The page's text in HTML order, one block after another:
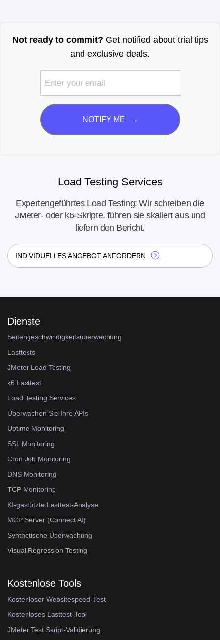
Not ready to commit? Get notified about trial tips
and exclusive deals.
NOTIFY ME →
Load Testing Services
Expertengeführtes Load Testing: Wir schreiben die
JMeter- oder k6-Skripte, führen sie skaliert aus und
liefern den Bericht.
INDIVIDUELLES ANGEBOT ANFORDERN
Dienste
Seitengeschwindigkeitsüberwachung
Lasttests
JMeter Load Testing
k6 Lasttest
Load Testing Services
Überwachen Sie Ihre APIs
Uptime Monitoring
SSL Monitoring
Cron Job Monitoring
DNS Monitoring
TCP Monitoring
KI-gestützte Lasttest-Analyse
MCP Server (Connect AI)
Synthetische Überwachung
Visual Regression Testing
Kostenlose Tools
Kostenloser Websitespeed-Test
Kostenloses Lasttest-Tool
JMeter Test Skript-Validierung